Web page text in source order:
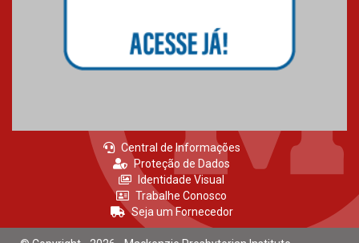
Central de Informações
Proteção de Dados
Identidade Visual
Trabalhe Conosco
Seja um Fornecedor